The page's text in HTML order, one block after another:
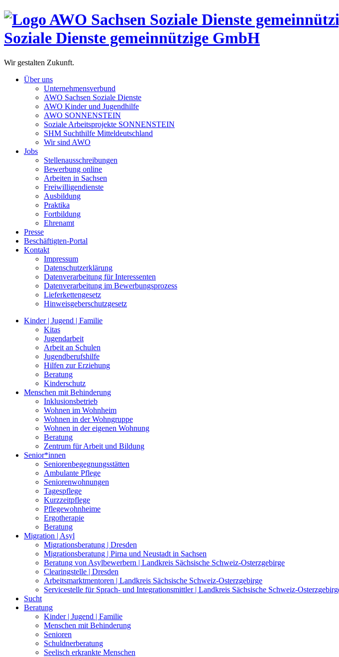
Soziale Dienste gemeinnützige GmbH
Wir gestalten Zukunft.
Über uns
Unternehmensverbund
AWO Sachsen Soziale Dienste
AWO Kinder und Jugendhilfe
AWO SONNENSTEIN
Soziale Arbeitsprojekte SONNENSTEIN
SHM Suchthilfe Mitteldeutschland
Wir sind AWO
Jobs
Stellenausschreibungen
Bewerbung online
Arbeiten in Sachsen
Freiwilligendienste
Ausbildung
Praktika
Fortbildung
Ehrenamt
Presse
Beschäftigten-Portal
Kontakt
Impressum
Datenschutzerklärung
Datenverarbeitung für Interessenten
Datenverarbeitung im Bewerbungsprozess
Lieferkettengesetz
Hinweisgeberschutzgesetz
Kinder | Jugend | Familie
Kitas
Jugendarbeit
Arbeit an Schulen
Jugendberufshilfe
Hilfen zur Erziehung
Beratung
Kinderschutz
Menschen mit Behinderung
Inklusionsbetrieb
Wohnen im Wohnheim
Wohnen in der Wohngruppe
Wohnen in der eigenen Wohnung
Beratung
Zentrum für Arbeit und Bildung
Senior*innen
Seniorenbegegnungsstätten
Ambulante Pflege
Seniorenwohnungen
Tagespflege
Kurzzeitpflege
Pflegewohnheime
Ergotherapie
Beratung
Migration | Asyl
Migrationsberatung | Dresden
Migrationsberatung | Pirna und Neustadt in Sachsen
Beratung von Asylbewerbern | Landkreis Sächsische Schweiz-Osterzgebirge
Clearingstelle | Dresden
Arbeitsmarktmentoren | Landkreis Sächsische Schweiz-Osterzgebirge
Servicestelle für Sprach- und Integrationsmittler | Landkreis Sächsische Schweiz-
Sucht
Beratung
Kinder | Jugend | Familie
Menschen mit Behinderung
Senioren
Schuldnerberatung
Seelisch erkrankte Menschen